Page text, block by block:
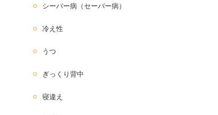
シーバー病（セーバー病）
冷え性
うつ
ぎっくり背中
寝違え